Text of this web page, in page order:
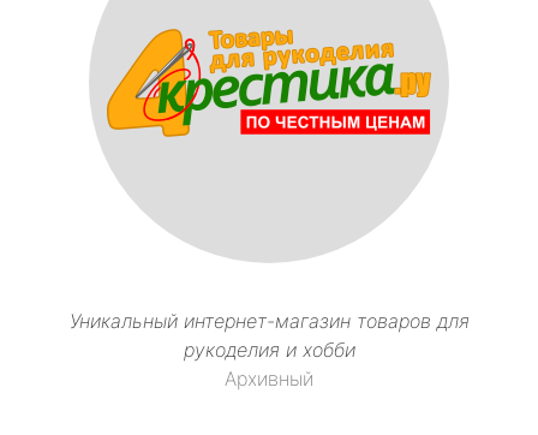
Уникальный интернет-магазин товаров для
рукоделия и хобби
Архивный